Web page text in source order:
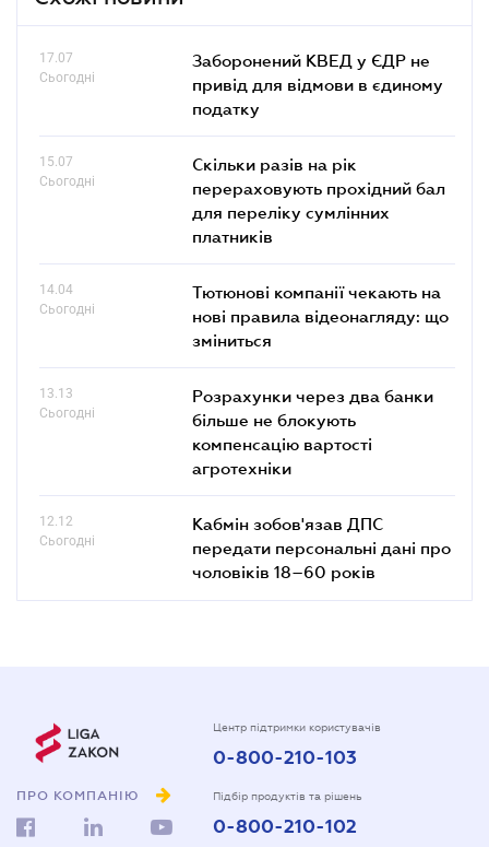
17.07
Сьогодні
Заборонений КВЕД у ЄДР не
привід для відмови в єдиному
податку
15.07
Сьогодні
Скільки разів на рік
перераховують прохідний бал
для переліку сумлінних
платників
14.04
Сьогодні
Тютюнові компанії чекають на
нові правила відеонагляду: що
зміниться
13.13
Сьогодні
Розрахунки через два банки
більше не блокують
компенсацію вартості
агротехніки
12.12
Сьогодні
Кабмін зобов'язав ДПС
передати персональні дані про
чоловіків 18–60 років
ПРО КОМПАНІЮ
Центр підтримки користувачів
0-800-210-103
Підбір продуктів та рішень
0-800-210-102